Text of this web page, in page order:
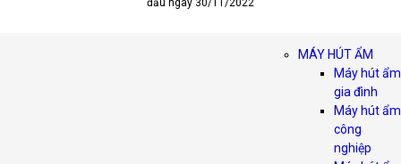
đầu ngày 30/11/2022
MÁY HÚT ẨM
Máy hút ẩm
gia đình
Máy hút ẩm
công
nghiệp